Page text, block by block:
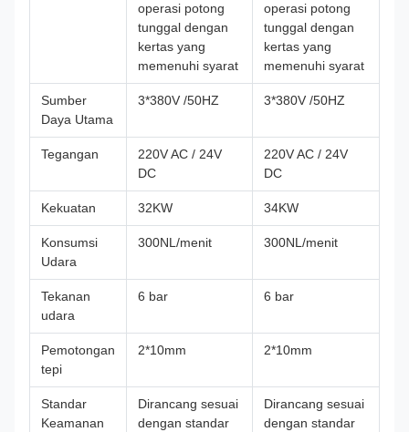
operasi potong
tunggal dengan
kertas yang
memenuhi syarat
operasi potong
tunggal dengan
kertas yang
memenuhi syarat
Sumber
Daya Utama
3*380V /50HZ 3*380V /50HZ
Tegangan
220V AC / 24V
DC
220V AC / 24V
DC
Kekuatan 32KW 34KW
Konsumsi
Udara
300NL/menit 300NL/menit
Tekanan
udara
6 bar 6 bar
Pemotongan
tepi
2*10mm 2*10mm
Standar
Keamanan
Dirancang sesuai
dengan standar
Dirancang sesuai
dengan standar